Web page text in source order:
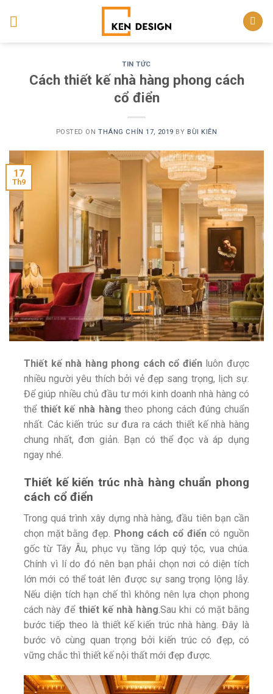
TIN TỨC
Cách thiết kế nhà hàng phong cách
cổ điển
POSTED ONTHÁNG CHÍN 17, 2019 BY BÙI KIÊN
17
Th9
Thiết kế nhà hàng phong cách cổ điểnluôn được
nhiều người yêu thích bởi vẻ đẹp sang trọng, lịch sự.
Để giúp nhiều chủ đầu tư mới kinh doanh nhà hàng có
thể thiết kế nhà hàng theo phong cách đúng chuẩn
nhất. Các kiến trúc sư đưa ra cách thiết kế nhà hàng
chung nhất, đơn giản. Bạn có thể đọc và áp dụng
ngay nhé.
Thiết kế kiến trúc nhà hàng chuẩn phong
cách cổ điển
Trong quá trình xây dựng nhà hàng, đầu tiên bạn cần
chọn mặt bằng đẹp. Phong cách cổ điểncó nguồn
gốc từ Tây Âu, phục vụ tầng lớp quý tộc, vua chúa.
Chính vì lí do đó nên bạn phải chọn nơi có diện tích
lớn mới có thể toát lên được sự sang trọng lộng lẫy.
Nếu diện tích hạn chế thì không nên lựa chọn phong
cách này để thiết kế nhà hàng .Sau khi có mặt bằng
bước tiếp theo là thiết kế kiến trúc nhà hàng. Đây là
bước vô cùng quan trọng bởi kiến trúc có đẹp, có
vững chắc thì thiết kế nội thất mới đẹp được.